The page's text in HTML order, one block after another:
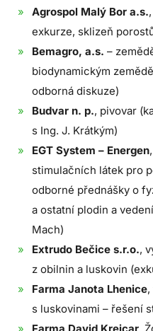
Agrospol Malý Bor a.s.
exkurze, sklizeň
Bemagro, a.s. –
biodynamickým
odborná diskuze)
Budvar n. p., pivovar
s Ing. J. Krátkým)
EGT System – Energen
stimulačních látek pro
odborné přednášky o
a ostatní plodin a
Mach)
Extrudo Bečice s.r.o.,
z obilnin a luskovin
Farma Janota Lhenice
s luskovinami – řešení